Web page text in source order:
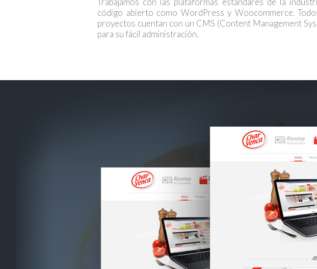
código abierto como WordPress y Woocommerce.
proyectos cuentan con un CMS (Content Management
para su fácil administración.